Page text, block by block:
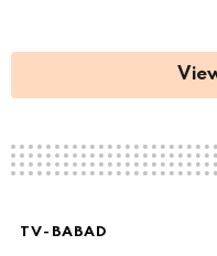
TV-BABAD